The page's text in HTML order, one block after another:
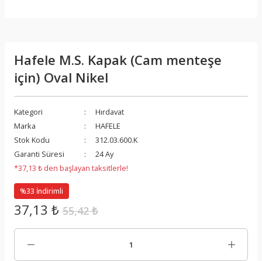
Hafele M.S. Kapak (Cam menteşe
için) Oval Nikel
Kategori
Hırdavat
Marka
HAFELE
Stok Kodu
312.03.600.K
Garanti Süresi
24 Ay
*37,13 ₺ den başlayan taksitlerle!
%33 İndirimli
37,13 ₺ 55,42 ₺